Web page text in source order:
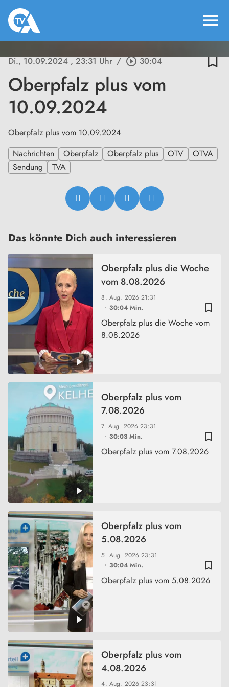
menu
Di., 10.09.2024, 23:31 Uhr / play_circle_outline30:04 bookmark_border
Oberpfalz plus vom
10.09.2024
Oberpfalz plus vom 10.09.2024
Nachrichten
Oberpfalz Oberpfalz plus OTV
OTVA
Sendung
TVA
Das könnte Dich auch interessieren
bookmark_border
8. Aug. 202621:31
30:04 Min.
Oberpfalz plus die Woche
vom 8.08.2026
Oberpfalz plus die Woche vom
8.08.2026
bookmark_border
7. Aug. 202623:31
30:03 Min.
Oberpfalz plus vom
7.08.2026
Oberpfalz plus vom 7.08.2026
bookmark_border
5. Aug. 202623:31
30:04 Min.
Oberpfalz plus vom
5.08.2026
Oberpfalz plus vom 5.08.2026
4. Aug. 202623:31
Oberpfalz plus vom
4.08.2026